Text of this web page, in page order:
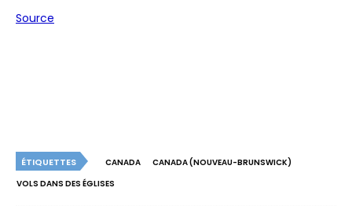
Source
ÉTIQUETTES CANADA
CANADA (NOUVEAU-BRUNSWICK)
VOLS DANS DES ÉGLISES